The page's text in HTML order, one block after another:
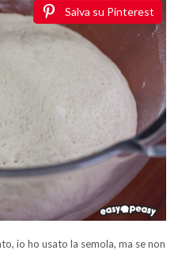
Salva su Pinterest
io ho usato la semola, ma se non